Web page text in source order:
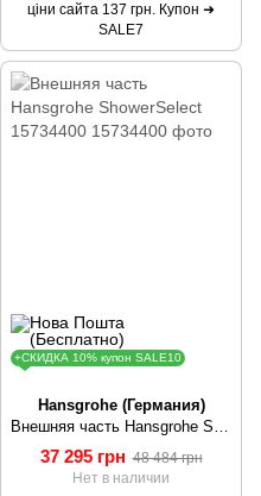
ціни сайта 137 грн. Купон ➜
SALE7
+СКИДКА 10% купон SALE10
Hansgrohe (Германия)
Внешняя часть Hansgrohe ShowerSelect 15734400
37 295 грн 48 484 грн
Нет в наличии